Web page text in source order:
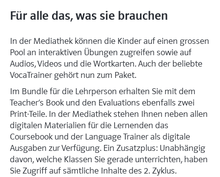
Für alle das, was sie brauchen
In der Mediathek können die Kinder auf einen grossen
Pool an interaktiven Übungen zugreifen sowie auf
Audios, Videos und die Wortkarten. Auch der beliebte
VocaTrainer gehört nun zum Paket.
Im Bundle für die Lehrperson erhalten Sie mit dem
Teacher’s Book und den Evaluations ebenfalls zwei
Print-Teile. In der Mediathek stehen Ihnen neben allen
digitalen Materialien für die Lernenden das
Coursebook und der Language Trainer als digitale
Ausgaben zur Verfügung. Ein Zusatzplus: Unabhängig
davon, welche Klassen Sie gerade unterrichten, haben
Sie Zugriff auf sämtliche Inhalte des 2. Zyklus.